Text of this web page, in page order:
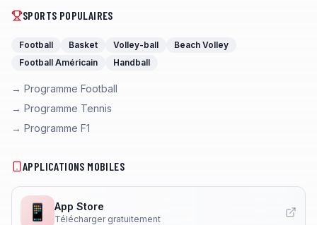
SPORTS POPULAIRES
Football Basket Volley-ball
Beach Volley
Football Américain
Handball
→ Programme Football
→ Programme Tennis
→ Programme F1
APPLICATIONS MOBILES
📱 App Store
Télécharger gratuitement